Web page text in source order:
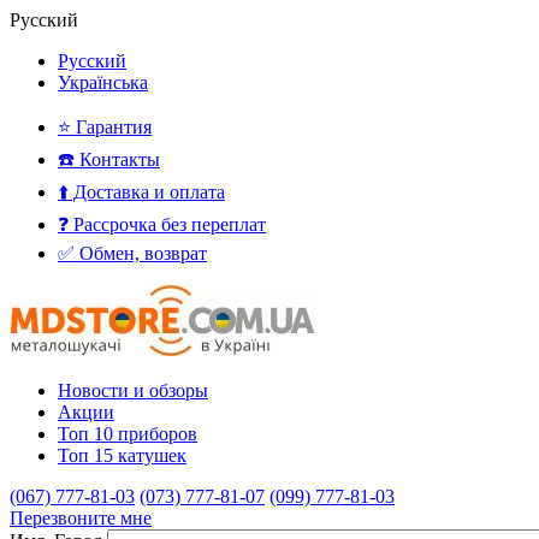
Русский
Русский
Українська
⭐ Гарантия
☎️ Контакты
⬆️ Доставка и оплата
❓ Рассрочка без переплат
✅ Обмен, возврат
Новости и обзоры
Акции
Топ 10 приборов
Топ 15 катушек
(067) 777-81-03 (073) 777-81-07 (099) 777-81-03
Перезвоните мне